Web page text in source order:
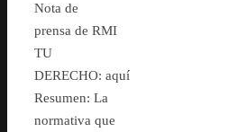
Nota de
prensa de RMI
TU
DERECHO: aquí
Resumen: La
normativa que